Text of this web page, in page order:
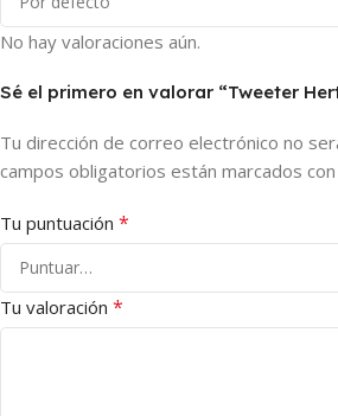
No hay valoraciones aún.
Sé el primero en valorar “Tweeter
Tu dirección de correo electrónico no
campos obligatorios están marcados con
Tu puntuación *
Tu valoración *